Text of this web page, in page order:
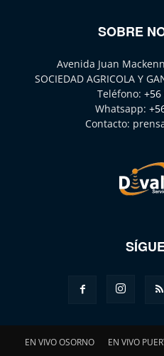
SOBRE
Avenida Juan
SOCIEDAD AGRICOLA Y
Teléfono: +56
Whatsapp:
Contacto:
EN VIVO OSORNO EN VIVO